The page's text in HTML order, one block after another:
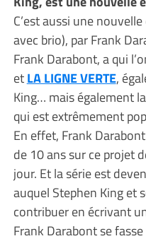
C’est aussi une
avec brio), par Frank
Frank Darabont, a qui
etLA LIGNE VERTE,
King… mais également
qui est extrêmement
En effet, Frank
de 10 ans sur ce projet
jour. Et la série est
auquel Stephen King et
contribuer en écrivant
Frank Darabont se